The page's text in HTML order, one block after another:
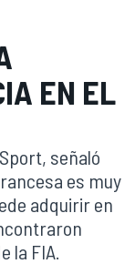
EN EL
señaló
es muy
adquirir en
la FIA.